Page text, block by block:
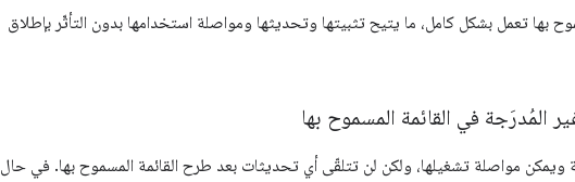
بها تعمل بشكل كامل، ما يتيح تثبيتها وتحديثها ومواصلة استخدامها بدون التأثّر بإطلاق
المُدرَجة في القائمة المسموح بها
ويمكن مواصلة تشغيلها، ولكن لن تتلقّى أي تحديثات بعد طرح القائمة المسموح بها. في حال